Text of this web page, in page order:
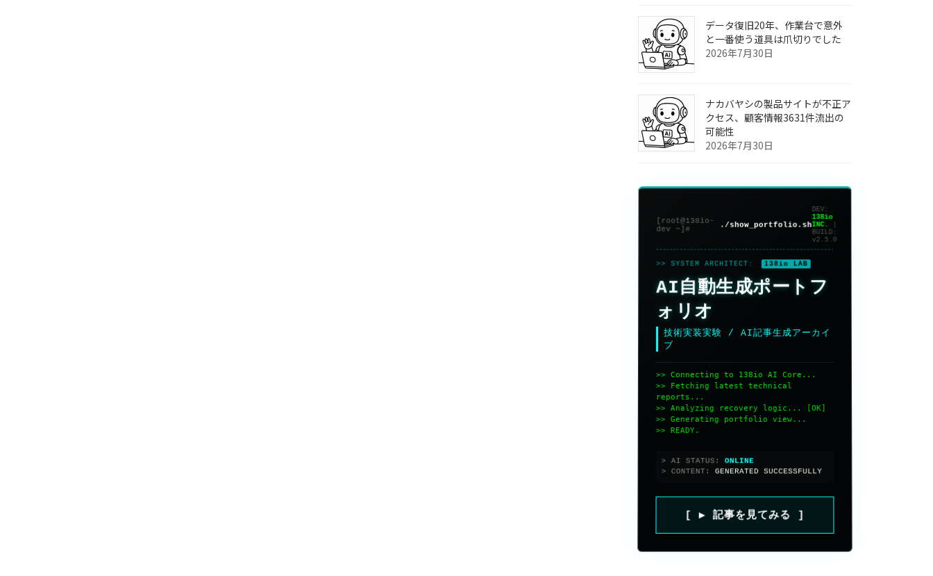
データ復旧20年、作業台で意外
と一番使う道具は爪切りでした
2026年7月30日
ナカバヤシの製品サイトが不正ア
クセス、顧客情報3631件流出の
可能性
2026年7月30日
[root@138io-
dev ~]# ./show_portfolio.sh
DEV:
138io
INC.
BUILD:
v2.5.0
>> SYSTEM ARCHITECT: 138io LAB
AI自動生成ポートフ
ォリオ
技術実装実験 / AI記事生成アーカイ
ブ
>> Connecting to 138io AI Core...
>> Fetching latest technical
reports...
>> Analyzing recovery logic... [OK]
>> Generating portfolio view...
>> READY.
> AI STATUS:
> CONTENT:GENERATED SUCCESSFULLY
[ ▶ 記事を見てみる ]